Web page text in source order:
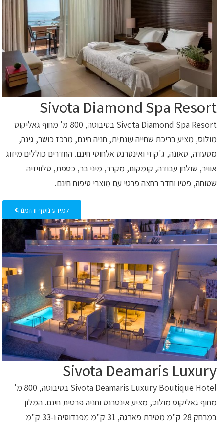
Sivota Diamond Spa Resort
Sivota Diamond Spa Resort בסיבוטה, 800 מ' מחוף גאליקוס
מולוס, מציע בריכת שחייה עונתית, חניה חינם, מרכז כושר, גינה,
מסעדה, סאונה, ג'קוזי ואינטרנט אלחוטי חינם. החדרים כוללים מיזוג
אוויר, שולחן עבודה, קומקום, מקרר, מיני בר, כספת, טלוויזיה
שטוחה, פטיו וחדר רחצה פרטי עם מוצרי טיפוח חינם.
למידע נוסף והזמנה
Sivota Deamaris Luxury
Sivota Deamaris Luxury Boutique Hotel בסיבוטה, 800 מ'
מחוף גאליקוס מולוס, מציע אינטרנט וחניה פרטית חינם. המלון
במרחק 28 ק"מ מטירת פארגה, 31 ק"מ מפנדוסיה ו-33 ק"מ